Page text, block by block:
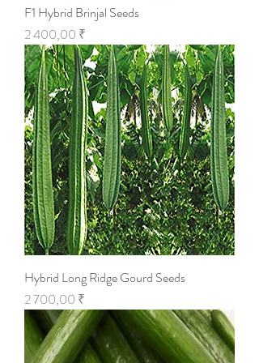
F1 Hybrid Brinjal Seeds
Цена
2 400,00 ₹
Hybrid Long Ridge Gourd Seeds
Цена
2 700,00 ₹